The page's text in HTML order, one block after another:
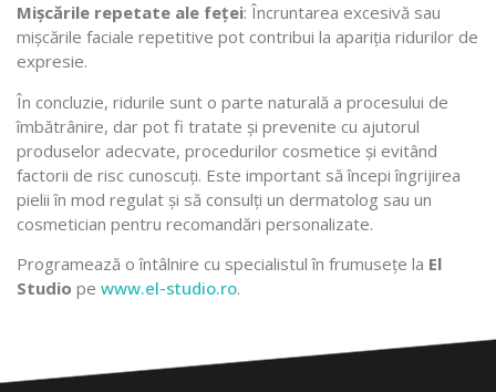
Mișcările repetate ale feței: Încruntarea excesivă sau
mișcările faciale repetitive pot contribui la apariția ridurilor de
expresie.
În concluzie, ridurile sunt o parte naturală a procesului de
îmbătrânire, dar pot fi tratate și prevenite cu ajutorul
produselor adecvate, procedurilor cosmetice și evitând
factorii de risc cunoscuți. Este important să începi îngrijirea
pielii în mod regulat și să consulți un dermatolog sau un
cosmetician pentru recomandări personalizate.
Programează o întâlnire cu specialistul în frumusețe la El
Studio pe www.el-studio.ro.